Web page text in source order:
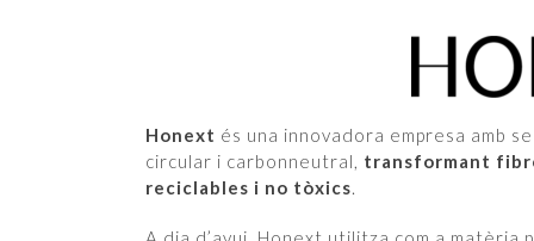
Honext és una innovadora empresa amb
circular i carbonneutral, transformant
reciclables i no tòxics.